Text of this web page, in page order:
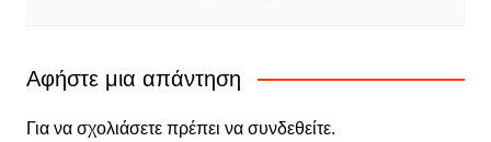
Αφήστε μια απάντηση
Για να σχολιάσετε πρέπει να συνδεθείτε.